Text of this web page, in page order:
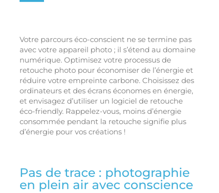
Votre parcours éco-conscient ne se termine pas
avec votre appareil photo ; il s’étend au domaine
numérique. Optimisez votre processus de
retouche photo pour économiser de l’énergie et
réduire votre empreinte carbone. Choisissez des
ordinateurs et des écrans économes en énergie,
et envisagez d’utiliser un logiciel de retouche
éco-friendly. Rappelez-vous, moins d’énergie
consommée pendant la retouche signifie plus
d’énergie pour vos créations !
Pas de trace : photographie
en plein air avec conscience